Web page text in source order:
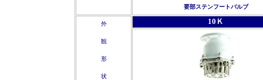
要部ステンフートバルブ
外
観
形
状
10Ｋ